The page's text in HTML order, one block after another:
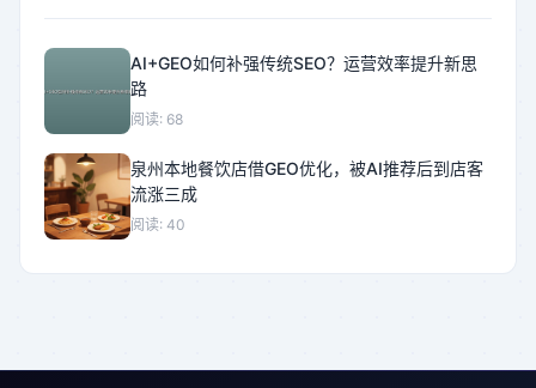
AI+GEO如何补强传统SEO？运营效率提升新思
路
阅读: 68
泉州本地餐饮店借GEO优化，被AI推荐后到店客
流涨三成
阅读: 40